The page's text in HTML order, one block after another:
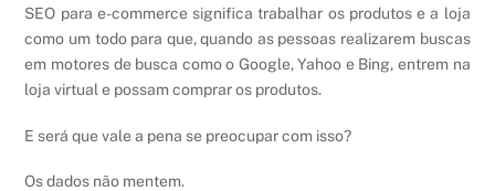
SEO para e-commerce significa trabalhar os produtos e a loja
como um todo para que, quando as pessoas realizarem buscas
em motores de busca como o Google, Yahoo e Bing, entrem na
loja virtual e possam comprar os produtos.
E será que vale a pena se preocupar com isso?
Os dados não mentem.